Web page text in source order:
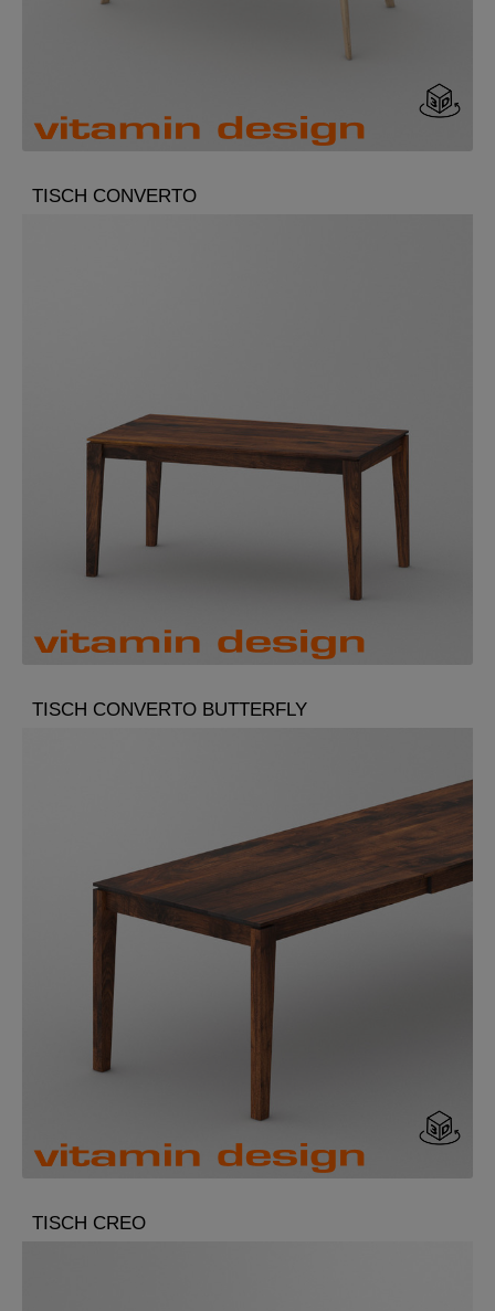
TISCH CONVERTO
TISCH CONVERTO BUTTERFLY
TISCH CREO